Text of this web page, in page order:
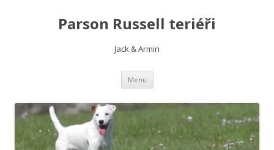
Parson Russell teriéři
Jack & Armin
Menu Přejít
obsahu
webu